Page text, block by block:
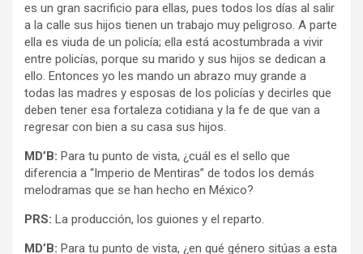
es un gran sacrificio para ellas, pues todos los días al salir
a la calle sus hijos tienen un trabajo muy peligroso. A parte
ella es viuda de un policía; ella está acostumbrada a vivir
entre policías, porque su marido y sus hijos se dedican a
ello. Entonces yo les mando un abrazo muy grande a
todas las madres y esposas de los policías y decirles que
deben tener esa fortaleza cotidiana y la fe de que van a
regresar con bien a su casa sus hijos.
MD’B: Para tu punto de vista, ¿cuál es el sello que
diferencia a “Imperio de Mentiras” de todos los demás
melodramas que se han hecho en México?
PRS: La producción, los guiones y el reparto.
MD’B: Para tu punto de vista, ¿en qué género sitúas a esta